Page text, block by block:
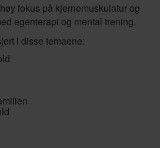
fokus på kjernemuskulatur og
egenterapi og mental trening.
i disse temaene: